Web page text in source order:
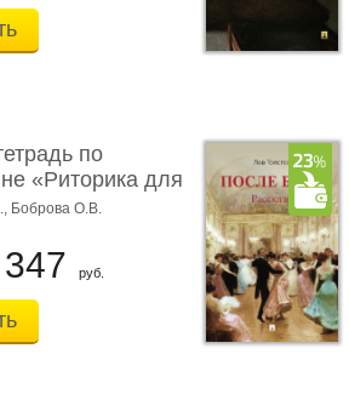
по
«Риторика для
Боброва О.В.
347 руб.